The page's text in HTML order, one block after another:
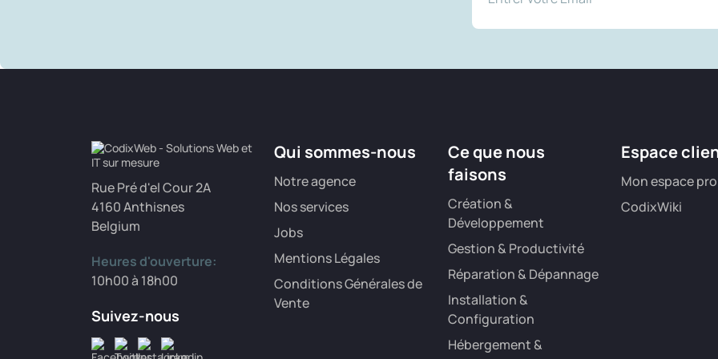
Rue Pré d'el Cour 2A
4160 Anthisnes
Belgium
Heures d'ouverture:
10h00 à 18h00
Suivez-nous
Qui sommes-nous
Notre agence
Nos services
Jobs
Mentions Légales
Conditions Générales de
Vente
Ce que nous
faisons
Création &
Développement
Gestion & Productivité
Réparation & Dépannage
Installation &
Configuration
Hébergement &
Espace
Mon espace pro
CodixWiki